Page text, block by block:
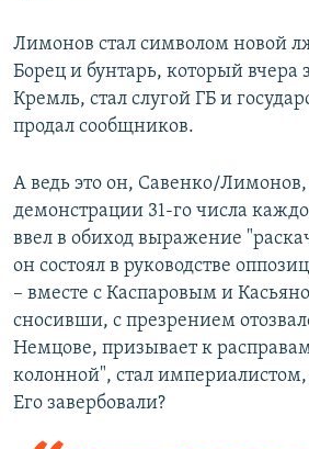
Лимонов стал символом новой
Борец и бунтарь, который вчера
Кремль, стал слугой ГБ и
продал сообщников.
А ведь это он, Савенко/Лимонов,
демонстрации 31-го числа
ввел в обиход выражение
он состоял в руководстве
– вместе с Каспаровым и
сносивши, с презрением
Немцове, призывает к
колонной", стал империалистом,
Его завербовали?